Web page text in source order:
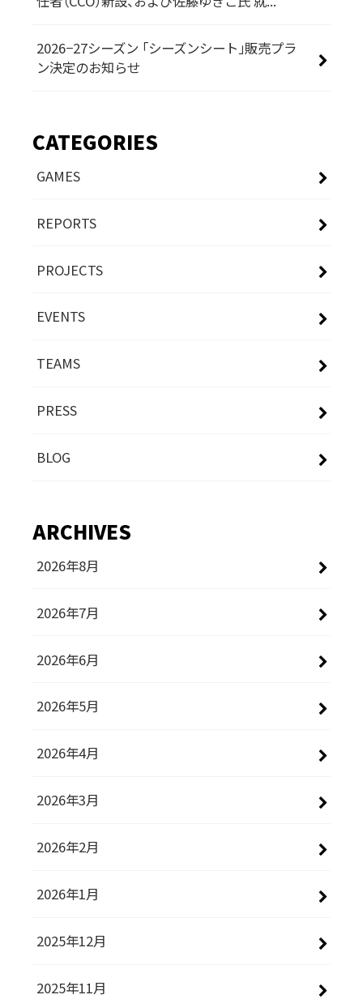
2026−27シーズン 「シーズンシート」販売プラ
ン決定のお知らせ
CATEGORIES
GAMES
REPORTS
PROJECTS
EVENTS
TEAMS
PRESS
BLOG
ARCHIVES
2026年8月
2026年7月
2026年6月
2026年5月
2026年4月
2026年3月
2026年2月
2026年1月
2025年12月
2025年11月